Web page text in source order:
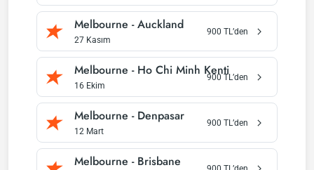
Melbourne -Auckland
27 Kasım
900 TL’den
Melbourne - Ho Chi Minh Kenti
16 Ekim
900TL’den
Melbourne - Denpasar
12 Mart
900 TL’den
Melbourne - Brisbane